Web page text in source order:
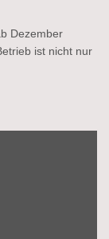
Dezember
ist nicht nur